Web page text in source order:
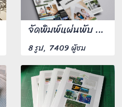
จัดพิมพ์แผ่นพับ ขนาด A4 พิมพ์ 4 สีหน้าหลังพร้อมพับจำนวน 500 แผ่น
8 รูป, 7409 ผู้ชม